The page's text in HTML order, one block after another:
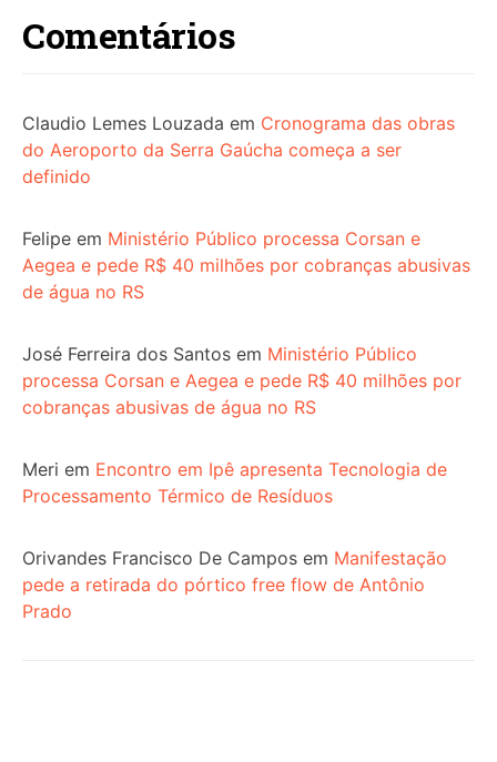
Comentários
Claudio Lemes Louzada em Cronograma das obras
do Aeroporto da Serra Gaúcha começa a ser
definido
Felipe em Ministério Público processa Corsan e
Aegea e pede R$ 40 milhões por cobranças abusivas
de água no RS
José Ferreira dos Santos em Ministério Público
processa Corsan e Aegea e pede R$ 40 milhões por
cobranças abusivas de água no RS
Meri em Encontro em Ipê apresenta Tecnologia de
Processamento Térmico de Resíduos
Orivandes Francisco De Campos em Manifestação
pede a retirada do pórtico free flow de Antônio
Prado